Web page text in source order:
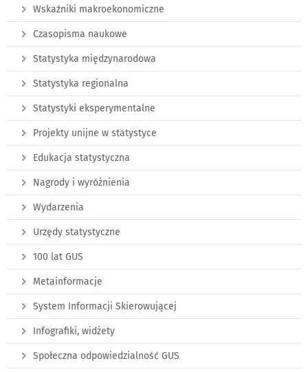
Wskaźniki makroekonomiczne
Czasopisma naukowe
Statystyka międzynarodowa
Statystyka regionalna
Statystyki eksperymentalne
Projekty unijne w statystyce
Edukacja statystyczna
Nagrody i wyróżnienia
Wydarzenia
Urzędy statystyczne
100 lat GUS
Metainformacje
System Informacji Skierowującej
Infografiki, widżety
Społeczna odpowiedzialność GUS